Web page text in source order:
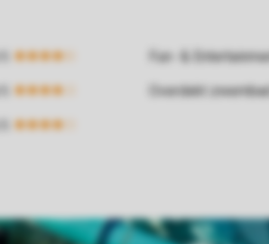
Fun- &
Overdekt